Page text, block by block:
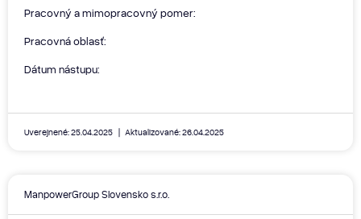
Pracovný a mimopracovný pomer:
Pracovná oblasť:
Dátum nástupu:
Uverejnené: 25.04.2025 Aktualizované: 26.04.2025
ManpowerGroup Slovensko s.r.o.